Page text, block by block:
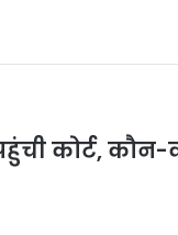
कोर्ट,